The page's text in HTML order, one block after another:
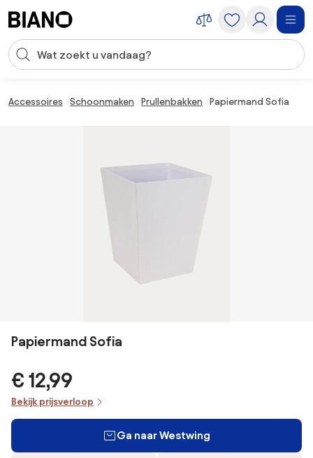
Zoekopdracht invoeren
Accessoires Schoonmaken Prullenbakken Papiermand Sofia
Papiermand Sofia
€ 12,99
Bekijk prijsverloop
Ga naar Westwing